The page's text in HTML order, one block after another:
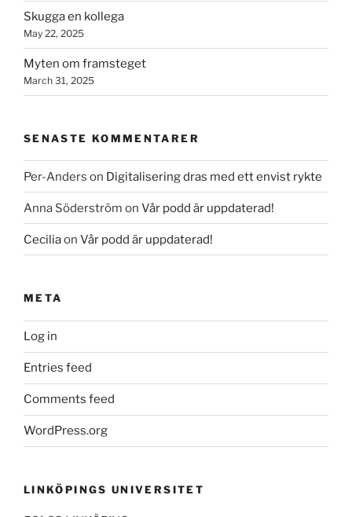
Skugga en kollega
May 22, 2025
Myten om framsteget
March 31, 2025
SENASTE KOMMENTARER
Per-Anders on Digitalisering dras med ett envist rykte
Anna Söderström on Vår podd är uppdaterad!
Ceciliaon Vår podd är uppdaterad!
META
Log in
Entries feed
Comments feed
WordPress.org
LINKÖPINGS UNIVERSITET